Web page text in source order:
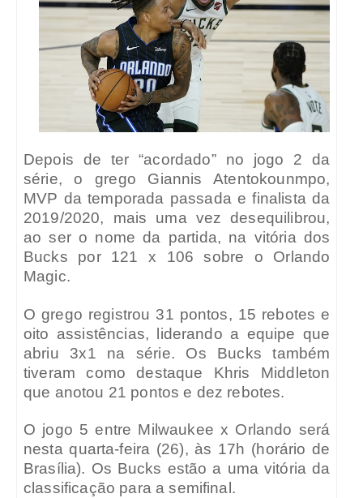
Depois de ter “acordado” no jogo 2 da
série, o grego Giannis Atentokounmpo,
MVP da temporada passada e finalista da
2019/2020, mais uma vez desequilibrou,
ao ser o nome da partida, na vitória dos
Bucks por 121 x 106 sobre o Orlando
Magic.
O grego registrou 31 pontos, 15 rebotes e
oito assistências, liderando a equipe que
abriu 3x1 na série. Os Bucks também
tiveram como destaque Khris Middleton
que anotou 21 pontos e dez rebotes.
O jogo 5 entre Milwaukee x Orlando será
nesta quarta-feira (26), às 17h (horário de
Brasília). Os Bucks estão a uma vitória da
classificação para a semifinal.